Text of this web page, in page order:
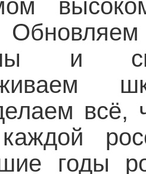
Обновляем
и
всё,
годы